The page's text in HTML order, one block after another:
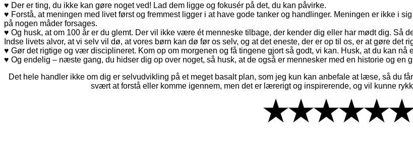
♥ Der er ting, du ikke kan gøre noget ved! Lad dem ligge og fokusér på det, du kan påvirke.
♥ Forstå, at meningen med livet først og fremmest ligger i at have gode tanker og handlinger. Meningen er ikke i
på nogen måder forsages.
♥ Og husk, at om 100 år er du glemt. Der vil ikke være ét menneske tilbage, der kender dig eller har mødt dig. Så
Indse livets alvor, at vi selv vil dø, at vores børn kan dø før os selv, og at det eneste, der er op til os, er at gøre det
♥ Gør det rigtige og vær disciplineret. Kom op om morgenen og få tingene gjort så godt, vi kan. Husk, at du kan nå
♥ Og endelig – næste gang, du hidser dig op over noget, så husk, at de også er mennesker med en historie og en
Det hele handler ikke om dig er selvudvikling på et meget basalt plan, som jeg kun kan anbefale at læse, så du
svært at forstå eller komme igennem, men det er lærerigt og inspirerende, og vil kunne